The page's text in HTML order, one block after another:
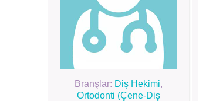
Branşlar: Diş Hekimi,
Ortodonti (Çene-Diş